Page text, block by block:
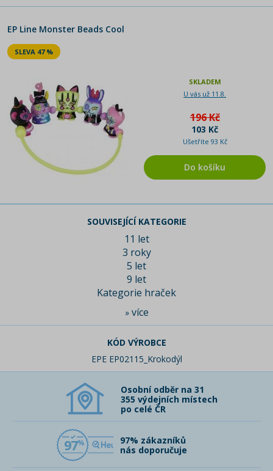
EP Line Monster Beads Cool
SLEVA 47 %
SKLADEM
U vás už 11.8.
196 Kč
103 Kč
Ušetříte 93 Kč
Do košíku
SOUVISEJÍCÍ KATEGORIE
11 let
3 roky
5 let
9 let
Kategorie hraček
» více
KÓD VÝROBCE
EPE EP02115_Krokodýl
Osobní odběr na 31
355 výdejních místech
po celé ČR
97
97% zákazníků
nás doporučuje